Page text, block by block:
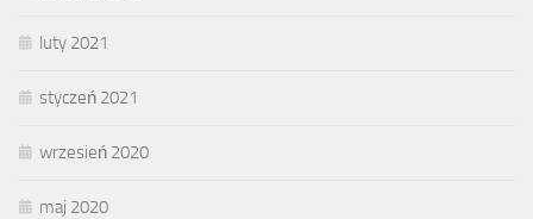
luty 2021
styczeń 2021
wrzesień 2020
maj 2020